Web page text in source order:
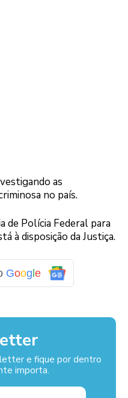
as
no país.
de Polícia Federal para
à disposição da Justiça.
Google
e fique por dentro
importa.